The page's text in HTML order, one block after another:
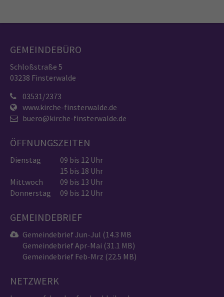
GEMEINDEBÜRO
Schloßstraße 5
03238 Finsterwalde
03531/2373
www.kirche-finsterwalde.de
buero@kirche-finsterwalde.de
ÖFFNUNGSZEITEN
Dienstag
09 bis 12 Uhr
15 bis 18 Uhr
Mittwoch
09 bis 13 Uhr
Donnerstag
09 bis 12 Uhr
GEMEINDEBRIEF
Gemeindebrief Jun-Jul (14.3 MB
Gemeindebrief Apr-Mai (31.1 MB)
Gemeindebrief Feb-Mrz (22.5 MB)
NETZWERK